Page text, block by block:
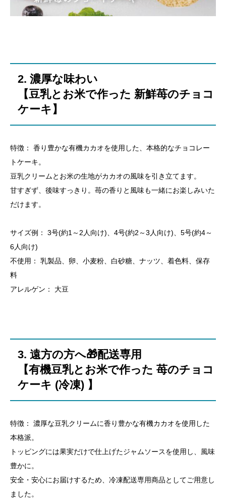
​2. 濃厚な味わい
​【豆乳とお米で作った 新鮮苺のチョコ
ケーキ】
​特徴： 香り豊かな有機カカオを使用した、本格的なチョコレー
トケーキ。
豆乳クリームとお米の生地がカカオの風味を引き立てます。
甘すぎず、後味すっきり。苺の香りと風味も一緒にお楽しみいた
だけます。
​サイズ例： 3号(約1～2人向け)、4号(約2～3人向け)、5号(約4～
6人向け)
​不使用： 乳製品、卵、小麦粉、白砂糖、ナッツ、着色料、保存
料
​アレルゲン： 大豆
​3. 遠方の方へ🎁配送専用
​【有機豆乳とお米で作った 苺のチョコ
ケーキ (冷凍) 】
​特徴： 濃厚な豆乳クリームに香り豊かな有機カカオを使用した
本格派。
トッピングには果実だけで仕上げたジャムソースを使用し、風味
豊かに。
安全・安心にお届けするため、冷凍配送専用商品としてご用意し
ました。